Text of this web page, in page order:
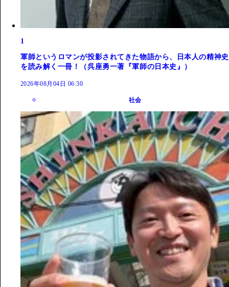
1
軍師というロマンが投影されてきた物語から、日本人の精神史
を読み解く一冊！（呉座勇一著『軍師の日本史』）
2026年08月04日 06:30
社会